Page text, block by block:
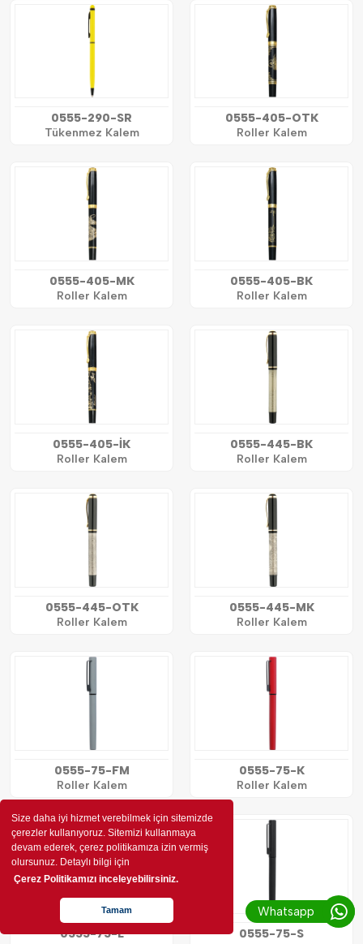
Size daha iyi hizmet verebilmek için sitemizde
çerezler kullanıyoruz. Sitemizi kullanmaya
devam ederek, çerez politikamıza izin vermiş
olursunuz. Detaylı bilgi için
Çerez Politikamızı inceleyebilirsiniz.
Tamam
0555-290-SR
Tükenmez Kalem
0555-405-OTK
Roller Kalem
0555-405-MK
Roller Kalem
0555-405-BK
Roller Kalem
0555-405-İK
Roller Kalem
0555-445-BK
Roller Kalem
0555-445-OTK
Roller Kalem
0555-445-MK
Roller Kalem
0555-75-FM
Roller Kalem
0555-75-K
Roller Kalem
0555-75-L
0555-75-S
Whatsapp